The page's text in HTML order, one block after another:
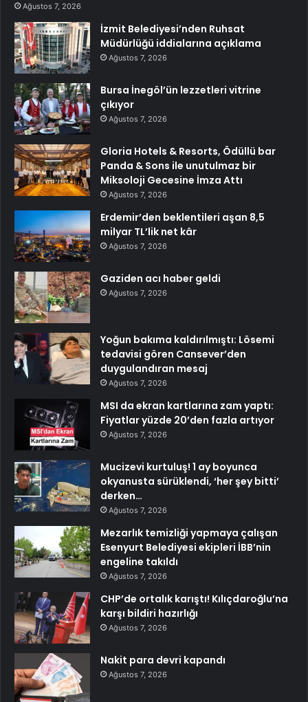
Ağustos 7, 2026
İzmit Belediyesi’nden Ruhsat
Müdürlüğü iddialarına açıklama
Ağustos 7, 2026
Bursa İnegöl’ün lezzetleri vitrine
çıkıyor
Ağustos 7, 2026
Gloria Hotels & Resorts, Ödüllü bar
Panda & Sons ile unutulmaz bir
Miksoloji Gecesine İmza Attı
Ağustos 7, 2026
Erdemir’den beklentileri aşan 8,5
milyar TL’lik net kâr
Ağustos 7, 2026
Gaziden acı haber geldi
Ağustos 7, 2026
Yoğun bakıma kaldırılmıştı: Lösemi
tedavisi gören Cansever’den
duygulandıran mesaj
Ağustos 7, 2026
MSI da ekran kartlarına zam yaptı:
Fiyatlar yüzde 20’den fazla artıyor
Ağustos 7, 2026
Mucizevi kurtuluş! 1 ay boyunca
okyanusta sürüklendi, ‘her şey bitti’
derken…
Ağustos 7, 2026
Mezarlık temizliği yapmaya çalışan
Esenyurt Belediyesi ekipleri İBB’nin
engeline takıldı
Ağustos 7, 2026
CHP’de ortalık karıştı! Kılıçdaroğlu’na
karşı bildiri hazırlığı
Ağustos 7, 2026
Nakit para devri kapandı
Ağustos 7, 2026